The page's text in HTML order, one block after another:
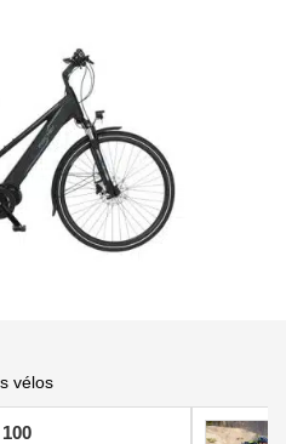
vélos